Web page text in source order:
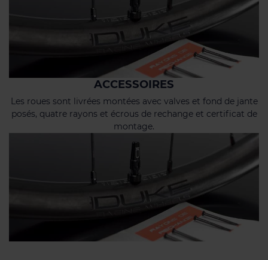
ACCESSOIRES
Les roues sont livrées montées avec valves et fond de jante
posés, quatre rayons et écrous de rechange et certificat de
montage.